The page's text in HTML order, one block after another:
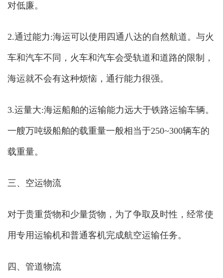
对低廉。
2.通过能力:海运可以使用四通八达的自然航道。与火
车和汽车不同，火车和汽车会受轨道和道路的限制，
海运就不会有这种烦恼，通行能力很强。
3.运量大:海运船舶的运输能力远大于铁路运输车辆。
一艘万吨级船舶的载重量一般相当于250~300辆车的
载重量。
三、空运物流
对于贵重货物和少量货物，为了争取及时性，经常使
用专用运输机和普通客机完成航空运输任务。
四、管道物流